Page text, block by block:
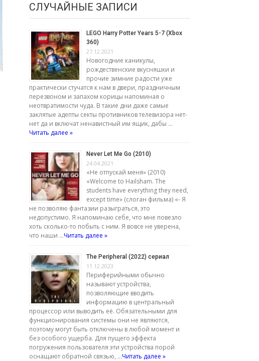
СЛУЧАЙНЫЕ ЗАПИСИ
LEGO Harry Potter Years 5-7 (Xbox
360)
27.12.2021
Новогодние каникулы,
рождественские вкусняшки и
прочие зимние радости уже
практически стучатся к нам в двери, праздничным
перезвоном и запахом корицы напоминая о
неотвратимости чуда. В такие дни даже самые
заклятые адепты секты противников телевизора нет-
нет да и включат ненавистный им ящик, дабы …
Читать далее »
Never Let Me Go (2010)
24.04.2021
«Не отпускай меня» (2010)
«Welcome to Hailsham. The
students have everything they need,
except time» (слоган фильма) «- Я
не позволяю фантазии разыграться, это
недопустимо. Я напоминаю себе, что мне повезло
хоть сколько-то побыть с ним. Я вовсе не уверена,
что наши …Читать далее »
The Peripheral (2022) сериал
11.12.2023
Периферийными обычно
называют устройства,
позволяющие вводить
информацию в центральный
процессор или выводить её. Обязательными для
функционирования системы они не являются,
поэтому могут быть отключены в любой момент и
без особого ущерба. Для пущего эффекта
погружения пользователя эти устройства порой
оснащают обратной связью, …Читать далее »